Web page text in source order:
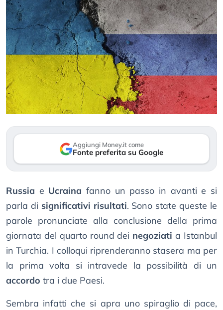
Aggiungi Money.it come
Fonte preferita su Google
Russia e Ucraina fanno un passo in avanti e si
parla di significativi risultati. Sono state queste le
parole pronunciate alla conclusione della prima
giornata del quarto round dei negoziati a Istanbul
in Turchia. I colloqui riprenderanno stasera ma per
la prima volta si intravede la possibilità di un
accordo tra i due Paesi.
Sembra infatti che si apra uno spiraglio di pace,